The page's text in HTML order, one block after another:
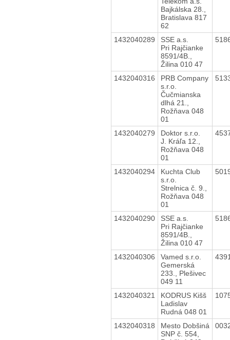
Bajkálska 28.,
Bratislava 817
62
1432040289
SSE a.s.
Pri Rajčianke
8591/4B.,
Žilina 010 47
1432040316
PRB Company
s.r.o.
Čučmianska
dlhá 21.,
Rožňava 048
01
1432040279
Doktor s.r.o.
J. Kráľa 12.,
Rožňava 048
01
1432040294
Kuchta Club
s.r.o.
Strelnica č. 9.,
Rožňava 048
01
1432040290
SSE a.s.
Pri Rajčianke
8591/4B.,
Žilina 010 47
1432040306
Vamed s.r.o.
Gemerská
233., Plešivec
049 11
1432040321
KODRUS Kišš
Ladislav
Rudná 048 01
1432040318
Mesto Dobšiná
SNP č. 554,